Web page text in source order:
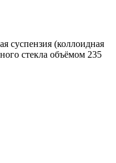
суспензия (коллоидная
стекла объёмом 235